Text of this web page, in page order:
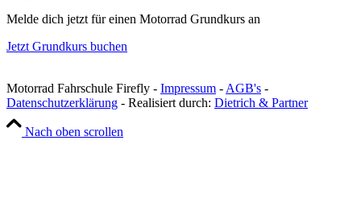
Melde dich jetzt für einen Motorrad Grundkurs an
Jetzt Grundkurs buchen
Motorrad Fahrschule Firefly - Impressum - AGB's -
Datenschutzerklärung - Realisiert durch: Dietrich & Partner
Nach oben scrollen